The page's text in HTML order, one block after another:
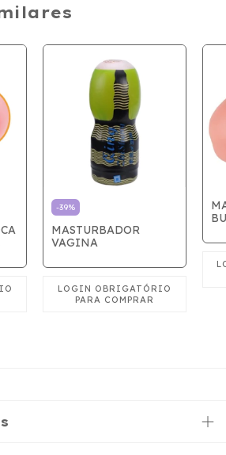
-39%
MASTURBADOR
VAGINA